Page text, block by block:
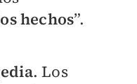
hechos”.
. Los